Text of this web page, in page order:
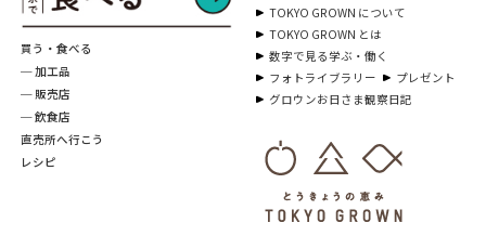
買う・食べる
─ 加工品
─ 販売店
─ 飲食店
直売所へ行こう
レシピ
TOKYO GROWN について
TOKYO GROWN とは
数字で見る学ぶ・働く
フォトライブラリー
プレゼント
グロウンお日さま観察日記